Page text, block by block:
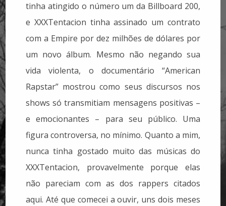
tinha atingido o número um da Billboard 200,
e XXXTentacion tinha assinado um contrato
com a Empire por dez milhões de dólares por
um novo álbum. Mesmo não negando sua
vida violenta, o documentário “American
Rapstar” mostrou como seus discursos nos
shows só transmitiam mensagens positivas –
e emocionantes – para seu público. Uma
figura controversa, no mínimo. Quanto a mim,
nunca tinha gostado muito das músicas do
XXXTentacion, provavelmente porque elas
não pareciam com as dos rappers citados
aqui. Até que comecei a ouvir, uns dois meses